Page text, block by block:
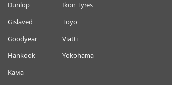
Dunlop
Gislaved
Goodyear
Hankook
Кама
Ikon Tyres
Toyo
Viatti
Yokohama